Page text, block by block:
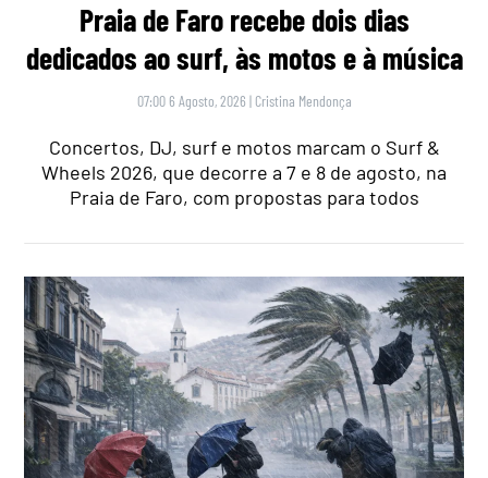
Praia de Faro recebe dois dias
dedicados ao surf, às motos e à música
07:00 6 Agosto, 2026 | Cristina Mendonça
Concertos, DJ, surf e motos marcam o Surf &
Wheels 2026, que decorre a 7 e 8 de agosto, na
Praia de Faro, com propostas para todos